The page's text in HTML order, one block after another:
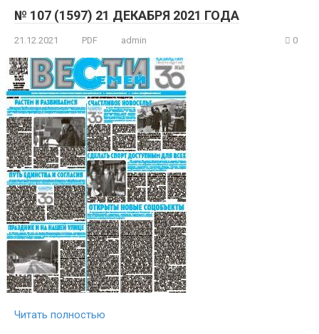
№ 107 (1597) 21 ДЕКАБРЯ 2021 ГОДА
21.12.2021 PDF admin 0
Читать полностью